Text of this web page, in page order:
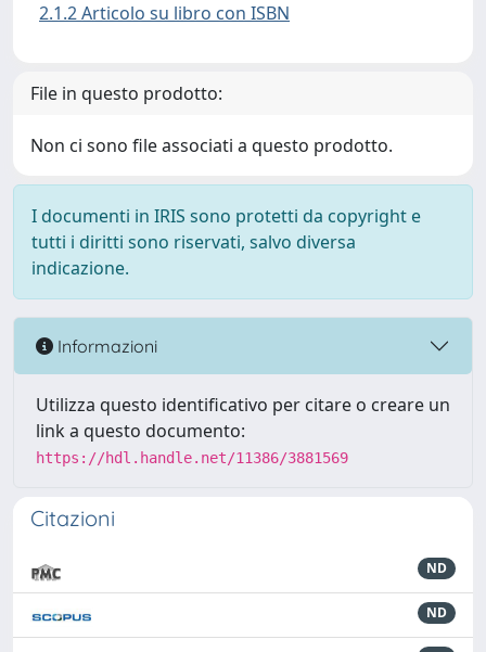
2.1.2 Articolo su libro con ISBN
File in questo prodotto:
Non ci sono file associati a questo prodotto.
I documenti in IRIS sono protetti da copyright e
tutti i diritti sono riservati, salvo diversa
indicazione.
Informazioni
Utilizza questo identificativo per citare o creare un
link a questo documento:
https://hdl.handle.net/11386/3881569
Citazioni
ND
ND